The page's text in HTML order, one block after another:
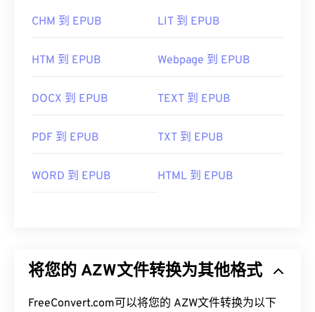
CHM 到 EPUB LIT 到 EPUB
HTM 到 EPUB Webpage 到 EPUB
DOCX 到 EPUB TEXT 到 EPUB
PDF 到 EPUB TXT 到 EPUB
WORD 到 EPUB HTML 到 EPUB
将您的 AZW文件转换为其他格式
FreeConvert.com可以将您的 AZW文件转换为以下